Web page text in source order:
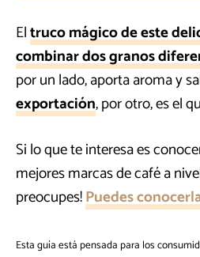
Eltruco mágico de este
combinar dos granos
por un lado, aporta aroma y
exportación, por otro, es el
Si lo que te interesa es
mejores marcas de café a
preocupes!Puedes
Esta guía está pensada para los